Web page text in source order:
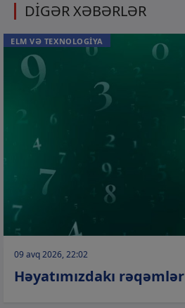
DİGƏR XƏBƏRLƏR
ELM VƏ TEXNOLOGİYA
09 avq 2026, 22:02
Həyatımızdakı rəqəmlər